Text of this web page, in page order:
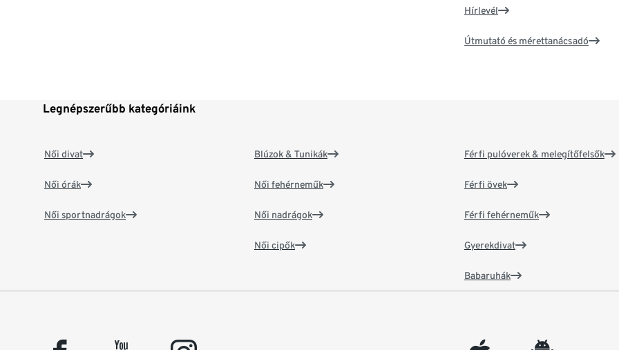
Hírlevél
Útmutató és mérettanácsadó
Legnépszerűbb kategóriáink
Női divat
Női órák
Női sportnadrágok
Blúzok & Tunikák
Női fehérneműk
Női nadrágok
Női cipők
Férfi pulóverek & melegítőfelsők
Férfi övek
Férfi fehérneműk
Gyerekdivat
Babaruhák